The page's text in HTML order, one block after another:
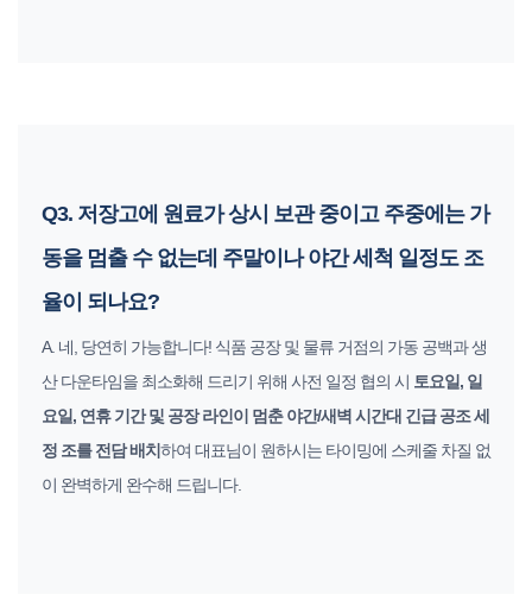
Q3. 저장고에 원료가 상시 보관 중이고 주중에는 가
동을 멈출 수 없는데 주말이나 야간 세척 일정도 조
율이 되나요?
A. 네, 당연히 가능합니다! 식품 공장 및 물류 거점의 가동 공백과 생
산 다운타임을 최소화해 드리기 위해 사전 일정 협의 시 토요일, 일
요일, 연휴 기간 및 공장 라인이 멈춘 야간/새벽 시간대 긴급 공조 세
정 조를 전담 배치하여 대표님이 원하시는 타이밍에 스케줄 차질 없
이 완벽하게 완수해 드립니다.